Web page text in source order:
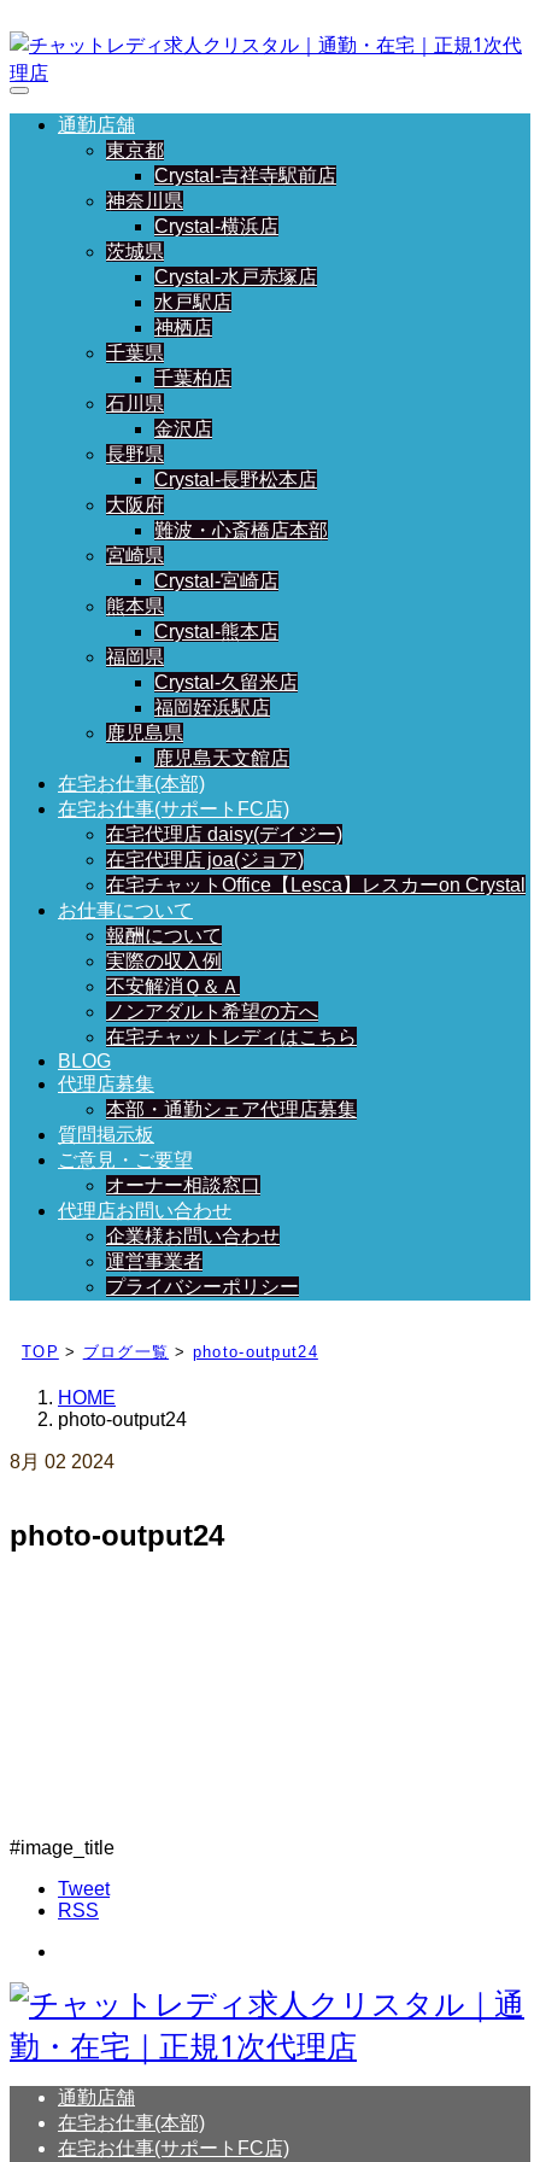
通勤店舗
東京都
Crystal-吉祥寺駅前店
神奈川県
Crystal-横浜店
茨城県
Crystal-水戸赤塚店
水戸駅店
神栖店
千葉県
千葉柏店
石川県
金沢店
長野県
Crystal-長野松本店
大阪府
難波・心斎橋店本部
宮崎県
Crystal-宮崎店
熊本県
Crystal-熊本店
福岡県
Crystal-久留米店
福岡姪浜駅店
鹿児島県
鹿児島天文館店
在宅お仕事(本部)
在宅お仕事(サポートFC店)
在宅代理店 daisy(デイジー)
在宅代理店 joa(ジョア)
在宅チャットOffice【Lesca】レスカーon Crystal
お仕事について
報酬について
実際の収入例
不安解消Ｑ＆Ａ
ノンアダルト希望の方へ
在宅チャットレディはこちら
BLOG
代理店募集
本部・通勤シェア代理店募集
質問掲示板
ご意見・ご要望
オーナー相談窓口
代理店お問い合わせ
企業様お問い合わせ
運営事業者
プライバシーポリシー
日々、ブログを更新中！
TOP > ブログ一覧 > photo-output24
HOME
photo-output24
8月 02 2024
photo-output24
#image_title
Tweet
RSS
通勤店舗
在宅お仕事(本部)
在宅お仕事(サポートFC店)